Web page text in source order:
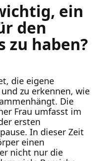
ein
den
zu haben?
die eigene
zu erkennen, wie
Die
Frau umfasst im
ersten
In dieser Zeit
einen
nicht nur die